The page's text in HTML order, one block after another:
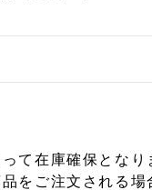
て在庫確保となり
をご注文される